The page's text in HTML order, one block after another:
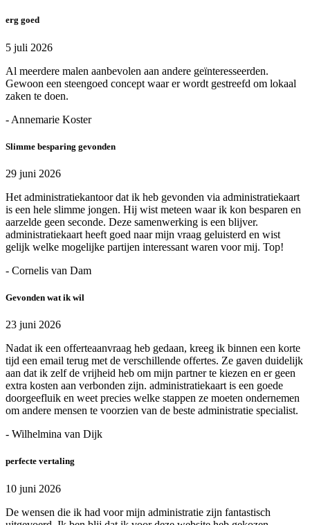
erg goed
5 juli 2026
Al meerdere malen aanbevolen aan andere geïnteresseerden.
Gewoon een steengoed concept waar er wordt gestreefd om lokaal
zaken te doen.
- Annemarie Koster
Slimme besparing gevonden
29 juni 2026
Het administratiekantoor dat ik heb gevonden via administratiekaart
is een hele slimme jongen. Hij wist meteen waar ik kon besparen en
aarzelde geen seconde. Deze samenwerking is een blijver.
administratiekaart heeft goed naar mijn vraag geluisterd en wist
gelijk welke mogelijke partijen interessant waren voor mij. Top!
- Cornelis van Dam
Gevonden wat ik wil
23 juni 2026
Nadat ik een offerteaanvraag heb gedaan, kreeg ik binnen een korte
tijd een email terug met de verschillende offertes. Ze gaven duidelijk
aan dat ik zelf de vrijheid heb om mijn partner te kiezen en er geen
extra kosten aan verbonden zijn. administratiekaart is een goede
doorgeefluik en weet precies welke stappen ze moeten ondernemen
om andere mensen te voorzien van de beste administratie specialist.
- Wilhelmina van Dijk
perfecte vertaling
10 juni 2026
De wensen die ik had voor mijn administratie zijn fantastisch